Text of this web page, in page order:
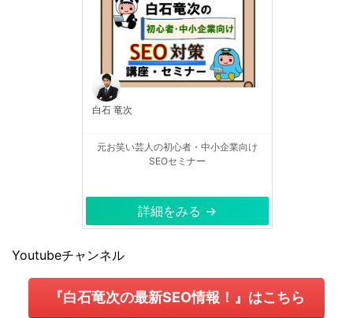
白石 竜次
元お笑い芸人の初心者・中小企業向け
SEOセミナー
詳細をみる →
Youtubeチャンネル
『白石竜次の最新SEO情報！』はこちら